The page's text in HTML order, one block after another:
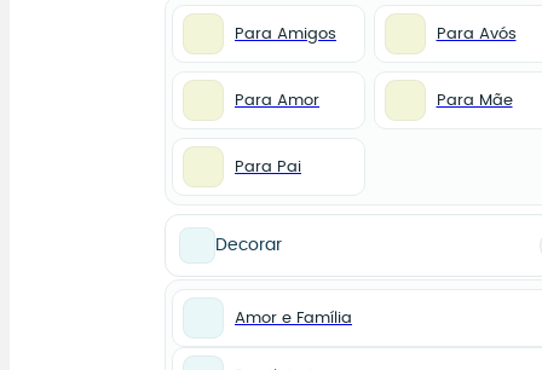
Para Amigos Para Avós
Para Amor Para Mãe
Para Pai
Decorar
Amor e Família